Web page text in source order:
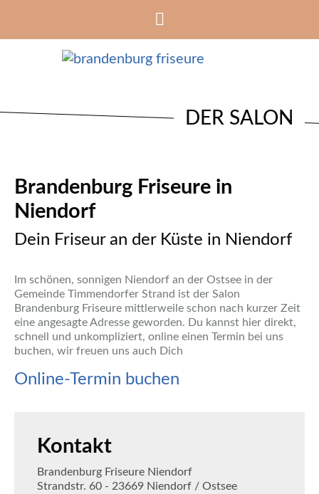
DER SALON
Brandenburg Friseure in
Niendorf
Dein Friseur an der Küste in Niendorf
Im schönen, sonnigen Niendorf an der Ostsee in der
Gemeinde Timmendorfer Strand ist der Salon
Brandenburg Friseure mittlerweile schon nach kurzer Zeit
eine angesagte Adresse geworden. Du kannst hier direkt,
schnell und unkompliziert, online einen Termin bei uns
buchen, wir freuen uns auch Dich
Online-Termin buchen
Kontakt
Brandenburg Friseure Niendorf
Strandstr. 60 - 23669 Niendorf / Ostsee